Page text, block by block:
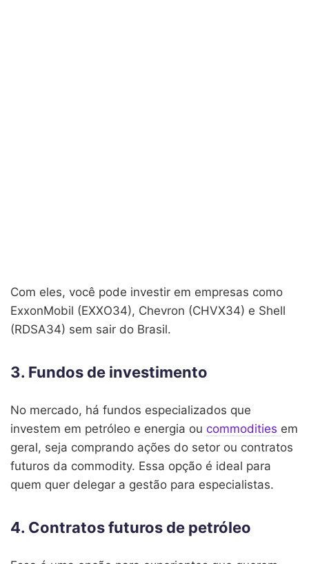
Com eles, você pode investir em empresas como
ExxonMobil (EXXO34), Chevron (CHVX34) e Shell
(RDSA34) sem sair do Brasil.
3. Fundos de investimento
No mercado, há fundos especializados que
investem em petróleo e energia ou commodities em
geral, seja comprando ações do setor ou contratos
futuros da commodity. Essa opção é ideal para
quem quer delegar a gestão para especialistas.
4. Contratos futuros de petróleo